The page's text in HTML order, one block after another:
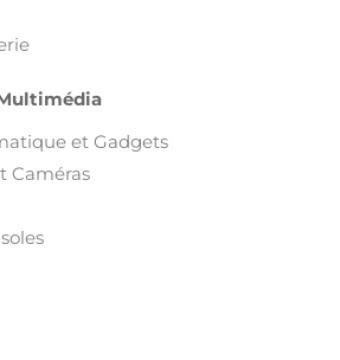
et Gadgets
Caméras